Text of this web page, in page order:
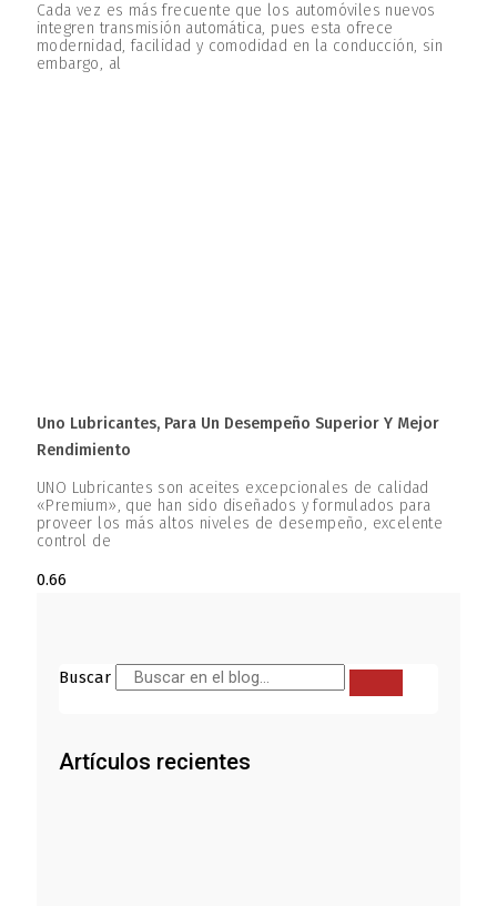
Cada vez es más frecuente que los automóviles nuevos
integren transmisión automática, pues esta ofrece
modernidad, facilidad y comodidad en la conducción, sin
embargo, al
Uno Lubricantes, Para Un Desempeño Superior Y Mejor
Rendimiento
UNO Lubricantes son aceites excepcionales de calidad
«Premium», que han sido diseñados y formulados para
proveer los más altos niveles de desempeño, excelente
control de
Buscar
Artículos recientes